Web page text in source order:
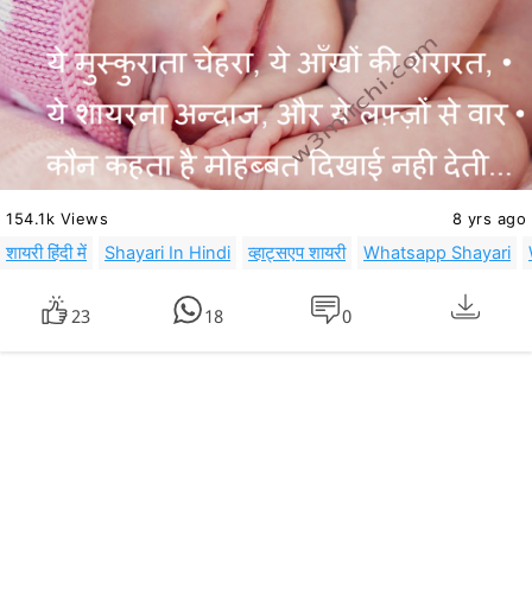
154.1k Views 8 yrs ago
शायरी हिंदी में Shayari In Hindi व्हाट्सएप शायरी Whatsapp Shayari
23 18 0